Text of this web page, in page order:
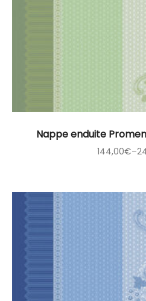
Nappe enduite
144,00€–